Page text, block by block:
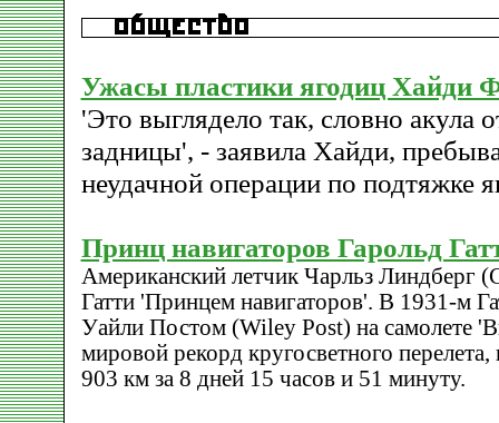
Ужасы пластики ягодиц Хайди
'Это выглядело так, словно акула
задницы', - заявила Хайди,
неудачной операции по подтяжке
Принц навигаторов Гарольд
Американский летчик Чарльз Линдберг
Гатти 'Принцем навигаторов'. В 1931-м
Уайли Постом (Wiley Post) на самолете
мировой рекорд кругосветного
903 км за 8 дней 15 часов и 51 минуту.